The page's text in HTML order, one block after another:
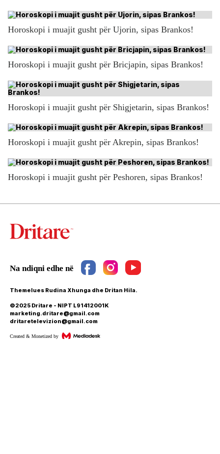
Horoskopi i muajit gusht për Ujorin, sipas Brankos!
Horoskopi i muajit gusht për Bricjapin, sipas Brankos!
Horoskopi i muajit gusht për Shigjetarin, sipas Brankos!
Horoskopi i muajit gusht për Akrepin, sipas Brankos!
Horoskopi i muajit gusht për Peshoren, sipas Brankos!
Themelues Rudina Xhunga dhe Dritan Hila.
©2025 Dritare - NIPT L91412001K
marketing.dritare@gmail.com
dritaretelevizion@gmail.com
Created & Monetized by